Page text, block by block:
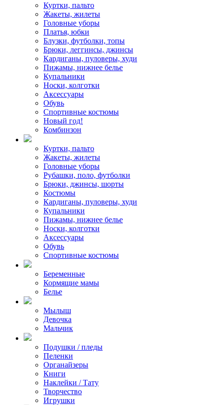
Куртки, пальто
Жакеты, жилеты
Головные уборы
Платья, юбки
Блузки, футболки, топы
Брюки, леггинсы, джинсы
Кардиганы, пуловеры, худи
Пижамы, нижнее белье
Купальники
Носки, колготки
Аксессуары
Обувь
Спортивные костюмы
Новый год!
Комбинзон
Куртки, пальто
Жакеты, жилеты
Головные уборы
Рубашки, поло, футболки
Брюки, джинсы, шорты
Костюмы
Кардиганы, пуловеры, худи
Купальники
Пижамы, нижнее белье
Носки, колготки
Аксессуары
Обувь
Спортивные костюмы
Беременные
Кормящие мамы
Белье
Мылыш
Девочка
Мальчик
Подушки / пледы
Пеленки
Органайзеры
Книги
Наклейки / Тату
Творчество
Игрушки